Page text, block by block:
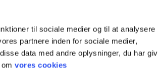
til sociale medier og til at analysere
partnere inden for sociale medier,
data med andre oplysninger, du har
vores cookies